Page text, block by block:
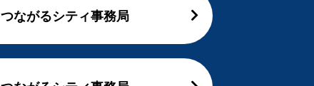
つながるシティ事務局